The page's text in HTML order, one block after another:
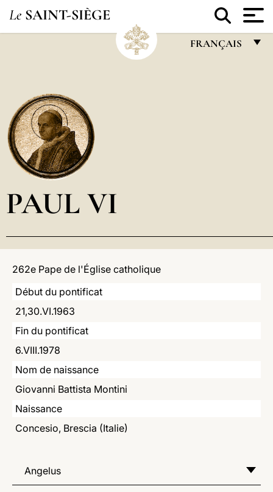
Le SAINT-SIÈGE
FRANÇAIS
العربيّة
PAUL VI
262e Pape de l'Église catholique
Début du pontificat
21,30.VI.1963
Fin du pontificat
6.VIII.1978
Nom de naissance
Giovanni Battista Montini
Naissance
Concesio, Brescia (Italie)
Angelus